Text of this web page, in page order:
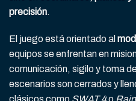
precisión.
El juego está orientado al
equipos se enfrentan en
comunicación, sigilo y toma
escenarios son cerrados y